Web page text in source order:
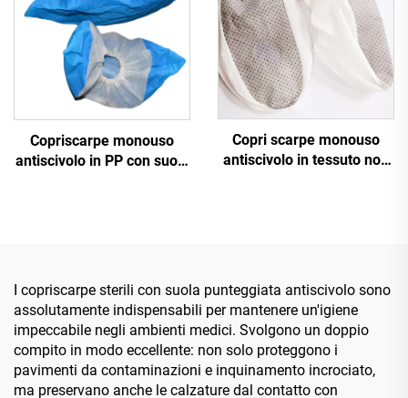
Copriscarpe monouso
antiscivolo in PP con suola
Copri scarpe monouso
antiscivolo in tessuto non
I copriscarpe sterili con suola punteggiata antiscivolo sono
assolutamente indispensabili per mantenere un'igiene
impeccabile negli ambienti medici. Svolgono un doppio
compito in modo eccellente: non solo proteggono i
pavimenti da contaminazioni e inquinamento incrociato,
ma preservano anche le calzature dal contatto con